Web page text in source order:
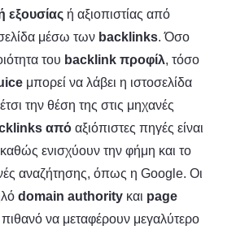
εξουσίας ή αξιοπιστίας από
μέσω των backlinks. Όσο
του backlink προφίλ, τόσο
μπορεί να λάβει η ιστοσελίδα
την θέση της στις μηχανές
από αξιόπιστες πηγές είναι
ενισχύουν την φήμη και το
αναζήτησης, όπως η Google. Οι
domain authority και page
πιθανό να μεταφέρουν μεγαλύτερο